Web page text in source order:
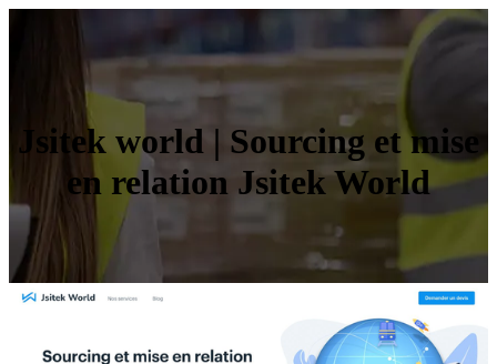
Jsitek world | Sourcing et mise
en relation Jsitek World